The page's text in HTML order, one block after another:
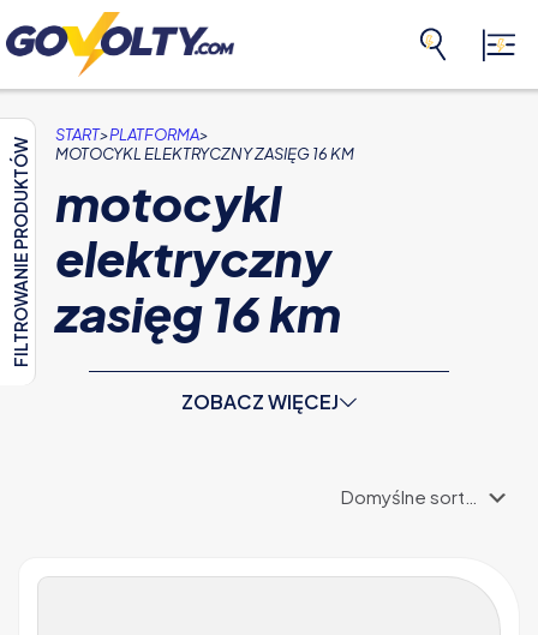
FILTROWANIE PRODUKTÓW
START>PLATFORMA>
MOTOCYKL ELEKTRYCZNY ZASIĘG 16 KM
motocykl
elektryczny
zasięg 16 km
ZOBACZ WIĘCEJ